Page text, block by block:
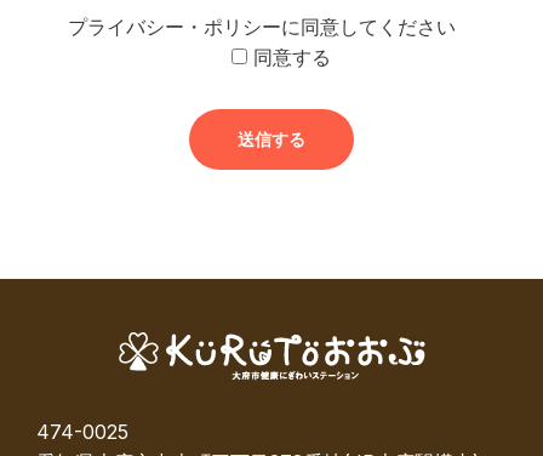
員教育の徹底等の必要な措置を講じ、安全対策を
実施し個人情報の厳重な管理を行ないます。
【個人情報の利用目的】
ご提供いただきました個人情報は、本人の同意が
・当協議会からのご連絡や業務のご案内やご質問
に対する回答として、電子メールや資料のご送付
プライバシー・ポリシーに同意してください
同意する
474-0025